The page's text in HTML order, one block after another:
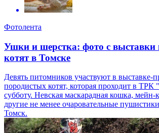
Фотолента
Ушки и шерстка: фото с выставки
котят в Томске
Девять питомников участвуют в выставке-
породистых котят, которая проходит в ТРК
субботу. Невская маскарадная кошка,
другие не менее очаровательные
Томск.